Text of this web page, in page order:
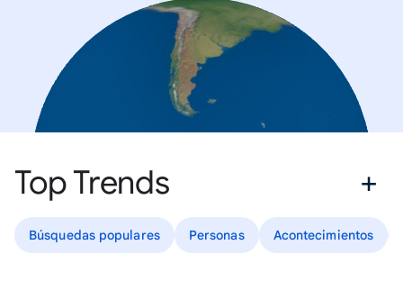
Top Trends
Búsquedas populares Personas Acontecimientos